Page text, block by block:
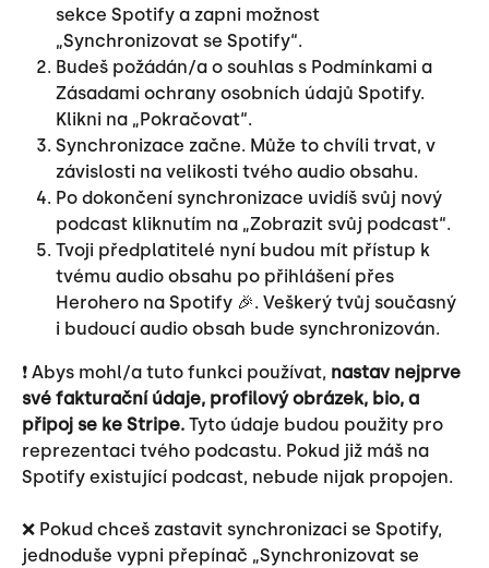
sekce Spotify a zapni možnost
„Synchronizovat se Spotify“.
Budeš požádán/a o souhlas s Podmínkami a
Zásadami ochrany osobních údajů Spotify.
Klikni na „Pokračovat“.
Synchronizace začne. Může to chvíli trvat, v
závislosti na velikosti tvého audio obsahu.
Po dokončení synchronizace uvidíš svůj nový
podcast kliknutím na „Zobrazit svůj podcast“.
Tvoji předplatitelé nyní budou mít přístup k
tvému audio obsahu po přihlášení přes
Herohero na Spotify 🎉. Veškerý tvůj současný
i budoucí audio obsah bude synchronizován.
❗️ Abys mohl/a tuto funkci používat, nastav nejprve
své fakturační údaje, profilový obrázek, bio, a
připoj se ke Stripe. Tyto údaje budou použity pro
reprezentaci tvého podcastu. Pokud již máš na
Spotify existující podcast, nebude nijak propojen.
❌ Pokud chceš zastavit synchronizaci se Spotify,
jednoduše vypni přepínač „Synchronizovat se